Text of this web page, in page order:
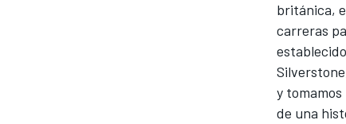
británica,
carreras
y
de una